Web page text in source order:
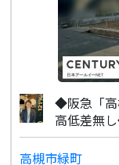
◆阪急「高
高低差無
高槻市緑町